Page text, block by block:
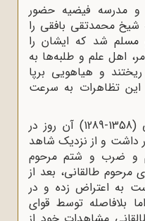
و مدرسه فیضیه حضور
محمدتقى بافقی را
مسلم شد که ایشان را
اهل علم و طلبه‌ها به
و هیاهویى برپا
این تظاهرات به سرعت
آیت‌الله سید محمود طالقانی (1358-1289) آن روز در
و از نزدیک شاهد
و ضرب و شتم مرحوم
مرحوم طالقانی، بعد از
به اعتراض زده و در
بلافاصله توسط قوای